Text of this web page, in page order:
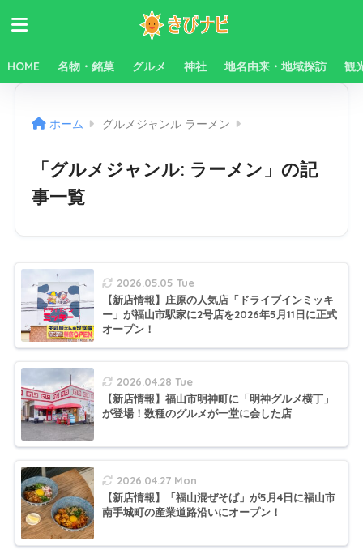
HOME 名物・銘菓 グルメ 神社 地名由来・地域探訪 観
ホーム グルメジャンル ラーメン
「グルメジャンル: ラーメン 」の記
事一覧
2026.05.05 Tue
【新店情報】庄原の人気店「ドライブインミッキ
ー」が福山市駅家に2号店を2026年5月11日に正式
オープン！
2026.04.28 Tue
【新店情報】福山市明神町に「明神グルメ横丁」
が登場！数種のグルメが一堂に会した店
2026.04.27 Mon
【新店情報】「福山混ぜそば」が5月4日に福山市
南手城町の産業道路沿いにオープン！